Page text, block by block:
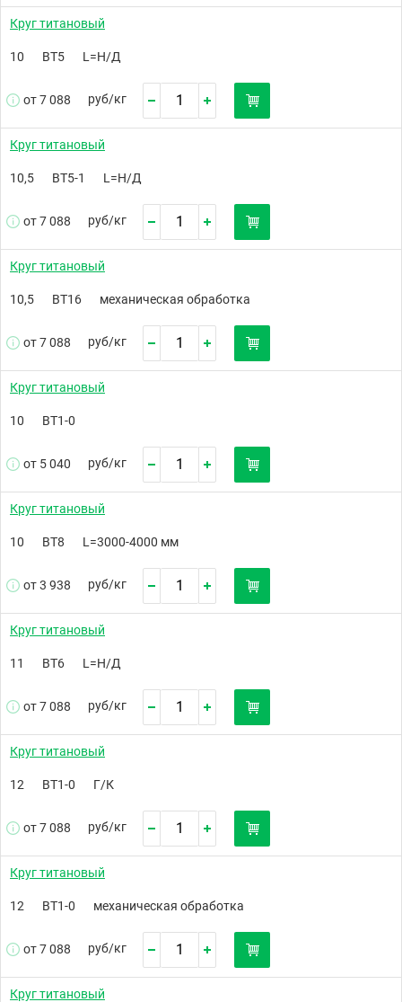
Круг титановый
10 ВТ5 L=Н/Д
от 7 088 руб/кг
Круг титановый
10,5 ВТ5-1 L=Н/Д
от 7 088 руб/кг
Круг титановый
10,5 ВТ16 механическая обработка
от 7 088 руб/кг
Круг титановый
10 ВТ1-0
от 5 040 руб/кг
Круг титановый
10 ВТ8 L=3000-4000 мм
от 3 938 руб/кг
Круг титановый
11 ВТ6 L=Н/Д
от 7 088 руб/кг
Круг титановый
12 ВТ1-0 Г/К
от 7 088 руб/кг
Круг титановый
12 ВТ1-0 механическая обработка
от 7 088 руб/кг
Круг титановый